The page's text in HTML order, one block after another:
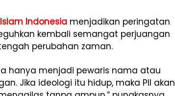
Indonesia menjadikan peringatan
kembali semangat perjuangan
perubahan zaman.
hanya menjadi pewaris nama atau
Jika ideologi itu hidup, maka PII akan